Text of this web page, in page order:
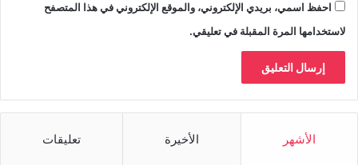
احفظ اسمي، بريدي الإلكتروني، والموقع الإلكتروني في هذا المتصفح
لاستخدامها المرة المقبلة في تعليقي.
الأشهر الأخيرة تعليقات